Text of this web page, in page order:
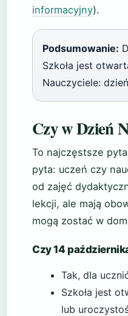
informacyjny).
Podsumowanie:
Szkoła jest
Nauczyciele:
Czy w Dzień
To najczęstsze
pyta: uczeń czy
od zajęć
lekcji, ale mają
mogą zostać w
Czy 14
Tak, dla
Szkoła jest
lub